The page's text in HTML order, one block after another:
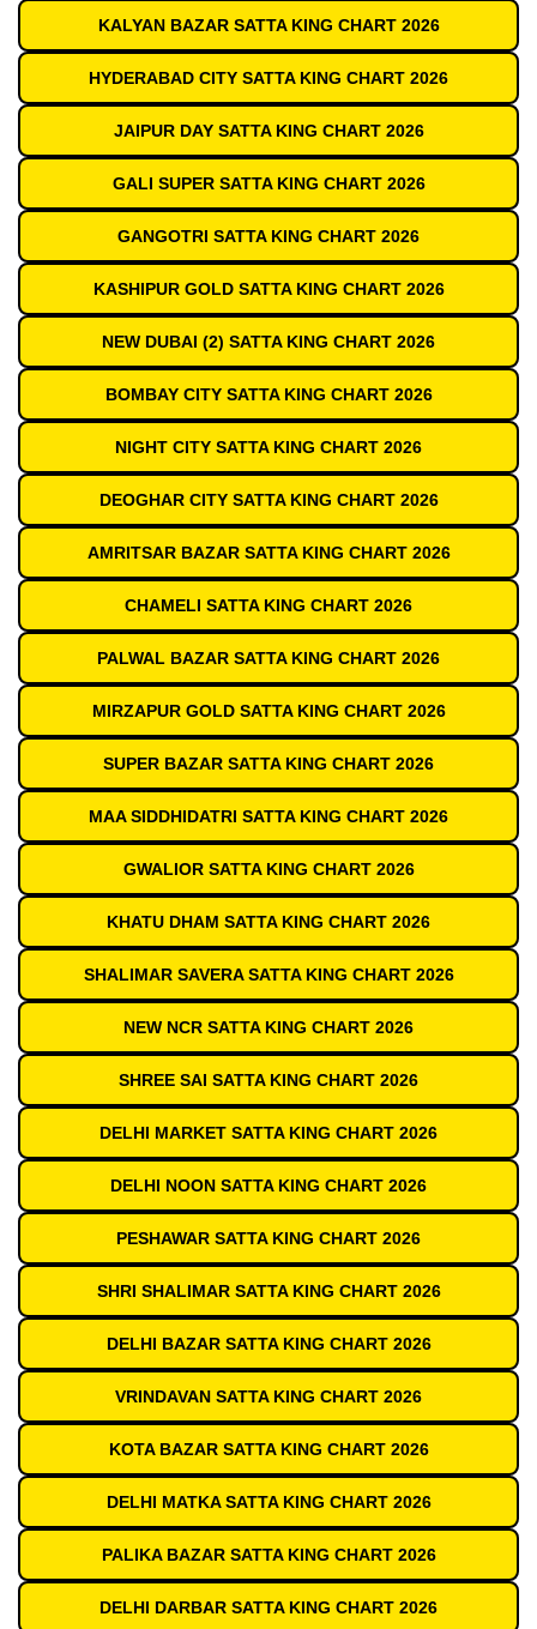
KALYAN BAZAR SATTA KING CHART 2026
HYDERABAD CITY SATTA KING CHART 2026
JAIPUR DAY SATTA KING CHART 2026
GALI SUPER SATTA KING CHART 2026
GANGOTRI SATTA KING CHART 2026
KASHIPUR GOLD SATTA KING CHART 2026
NEW DUBAI (2) SATTA KING CHART 2026
BOMBAY CITY SATTA KING CHART 2026
NIGHT CITY SATTA KING CHART 2026
DEOGHAR CITY SATTA KING CHART 2026
AMRITSAR BAZAR SATTA KING CHART 2026
CHAMELI SATTA KING CHART 2026
PALWAL BAZAR SATTA KING CHART 2026
MIRZAPUR GOLD SATTA KING CHART 2026
SUPER BAZAR SATTA KING CHART 2026
MAA SIDDHIDATRI SATTA KING CHART 2026
GWALIOR SATTA KING CHART 2026
KHATU DHAM SATTA KING CHART 2026
SHALIMAR SAVERA SATTA KING CHART 2026
NEW NCR SATTA KING CHART 2026
SHREE SAI SATTA KING CHART 2026
DELHI MARKET SATTA KING CHART 2026
DELHI NOON SATTA KING CHART 2026
PESHAWAR SATTA KING CHART 2026
SHRI SHALIMAR SATTA KING CHART 2026
DELHI BAZAR SATTA KING CHART 2026
VRINDAVAN SATTA KING CHART 2026
KOTA BAZAR SATTA KING CHART 2026
DELHI MATKA SATTA KING CHART 2026
PALIKA BAZAR SATTA KING CHART 2026
DELHI DARBAR SATTA KING CHART 2026